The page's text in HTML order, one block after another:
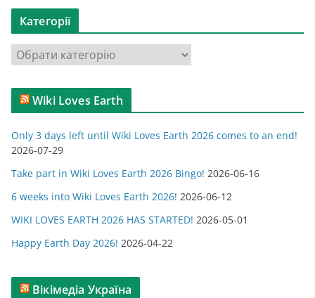
х
в
Категорії
а
т
о
р
і
ї
Wiki Loves Earth
Only 3 days left until Wiki Loves Earth 2026 comes to an end!
2026-07-29
Take part in Wiki Loves Earth 2026 Bingo! 2026-06-16
6 weeks into Wiki Loves Earth 2026! 2026-06-12
WIKI LOVES EARTH 2026 HAS STARTED! 2026-05-01
Happy Earth Day 2026! 2026-04-22
Вікімедіа Україна